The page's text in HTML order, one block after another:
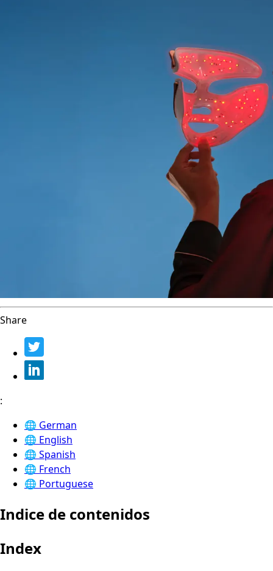
Share
:
🌐 German
🌐 English
🌐 Spanish
🌐 French
🌐 Portuguese
Indice de contenidos
Index